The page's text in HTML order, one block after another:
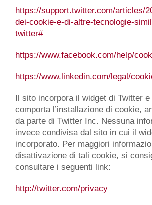
https://support.twitter.com/articles/
dei-cookie-e-di-altre-tecnologie-
twitter#
https://www.facebook.com/help/
https://www.linkedin.com/legal/
Il sito incorpora il widget di Twitter
comporta l’installazione di cookie,
da parte di Twitter Inc. Nessuna
invece condivisa dal sito in cui il
incorporato. Per maggiori
disattivazione di tali cookie, si
consultare i seguenti link:
http://twitter.com/privacy